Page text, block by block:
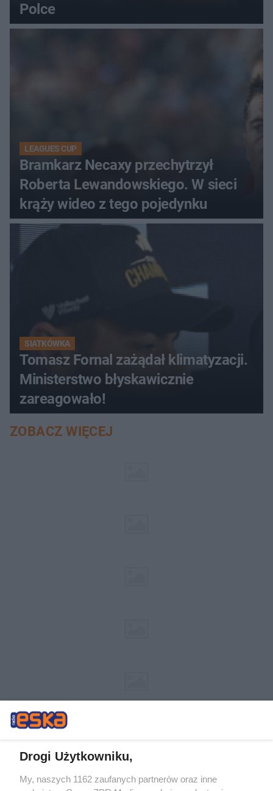
Polce
LEAGUES CUP
Bramkarz Necaxy przechytrzył
Roberta Lewandowskiego. W sieci
krąży wideo z tego pojedynku
SIATKÓWKA
Tomasz Fornal zażądał klimatyzacji.
Ministerstwo błyskawicznie
zareagowało!
ZOBACZ WIĘCEJ
Żaden utwór zamieszczony w serwisie nie może być powielany i
Drogi Użytkowniku,
My, naszych 1162 zaufanych partnerów oraz inne